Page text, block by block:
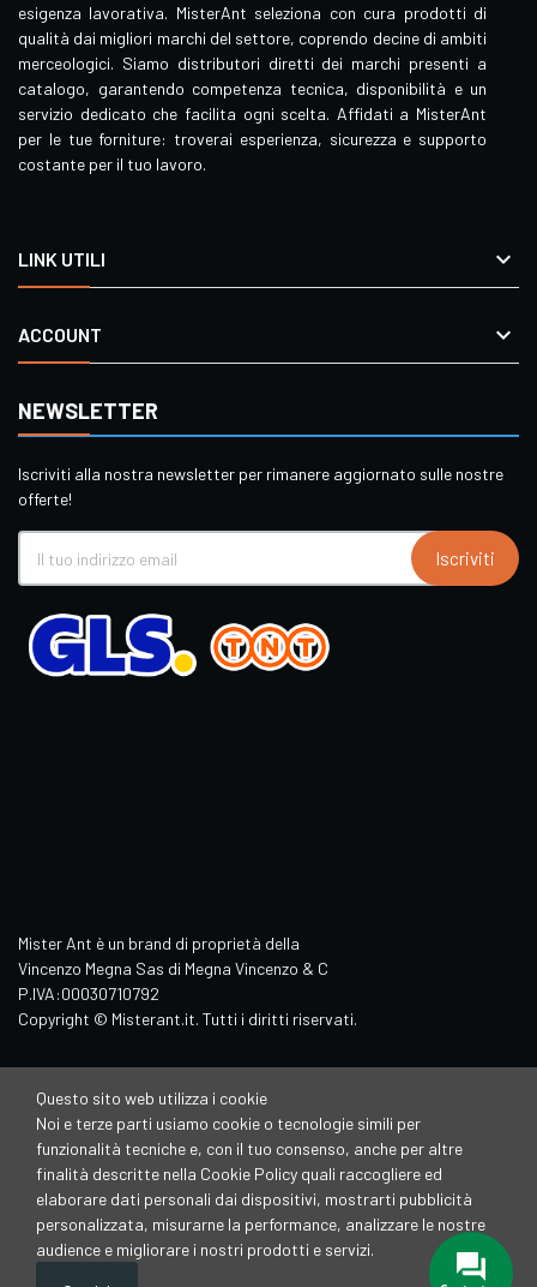
esigenza lavorativa. MisterAnt seleziona con cura prodotti di
qualità dai migliori marchi del settore, coprendo decine di ambiti
merceologici. Siamo distributori diretti dei marchi presenti a
catalogo, garantendo competenza tecnica, disponibilità e un
servizio dedicato che facilita ogni scelta. Affidati a MisterAnt
per le tue forniture: troverai esperienza, sicurezza e supporto
costante per il tuo lavoro.
LINK UTILI 
ACCOUNT 
NEWSLETTER
Iscriviti alla nostra newsletter per rimanere aggiornato sulle nostre
offerte!
Iscriviti
Mister Ant è un brand di proprietà della
Vincenzo Megna Sas di Megna Vincenzo & C
P.IVA:00030710792
Copyright © Misterant.it. Tutti i diritti riservati.
Questo sito web utilizza i cookie
Noi e terze parti usiamo cookie o tecnologie simili per
funzionalità tecniche e, con il tuo consenso, anche per altre
finalità descritte nella Cookie Policy quali raccogliere ed
elaborare dati personali dai dispositivi, mostrarti pubblicità
personalizzata, misurarne la performance, analizzare le nostre
audience e migliorare i nostri prodotti e servizi.